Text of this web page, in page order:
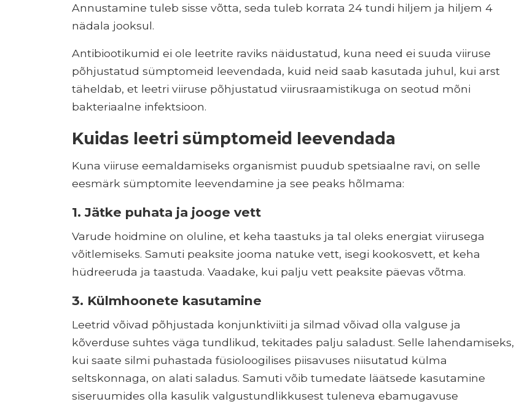
Annustamine tuleb sisse võtta, seda tuleb korrata 24 tundi hiljem ja hiljem 4
nädala jooksul.
Antibiootikumid ei ole leetrite raviks näidustatud, kuna need ei suuda viiruse
põhjustatud sümptomeid leevendada, kuid neid saab kasutada juhul, kui arst
täheldab, et leetri viiruse põhjustatud viirusraamistikuga on seotud mõni
bakteriaalne infektsioon.
Kuidas leetri sümptomeid leevendada
Kuna viiruse eemaldamiseks organismist puudub spetsiaalne ravi, on selle
eesmärk sümptomite leevendamine ja see peaks hõlmama:
1. Jätke puhata ja jooge vett
Varude hoidmine on oluline, et keha taastuks ja tal oleks energiat viirusega
võitlemiseks. Samuti peaksite jooma natuke vett, isegi kookosvett, et keha
hüdreeruda ja taastuda. Vaadake, kui palju vett peaksite päevas võtma.
3. Külmhoonete kasutamine
Leetrid võivad põhjustada konjunktiviiti ja silmad võivad olla valguse ja
kõverduse suhtes väga tundlikud, tekitades palju saladust. Selle lahendamiseks,
kui saate silmi puhastada füsioloogilises piisavuses niisutatud külma
seltskonnaga, on alati saladus. Samuti võib tumedate läätsede kasutamine
siseruumides olla kasulik valgustundlikkusest tuleneva ebamugavuse